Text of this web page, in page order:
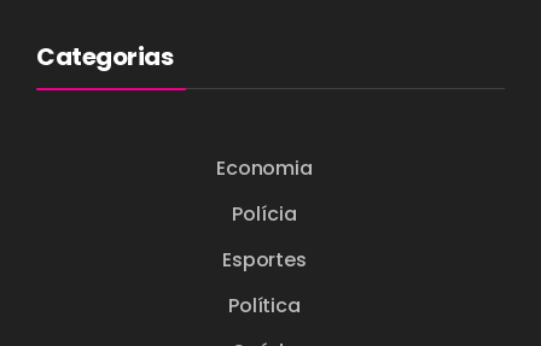
Categorias
Economia
Polícia
Esportes
Política